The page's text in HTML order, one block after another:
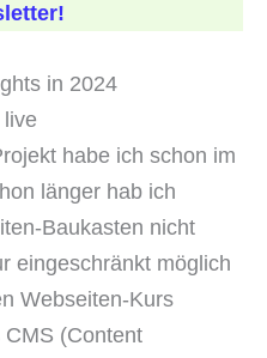
in 2024
live
habe ich schon im
länger hab ich
Baukasten nicht
eingeschränkt möglich
Webseiten-Kurs
(Content